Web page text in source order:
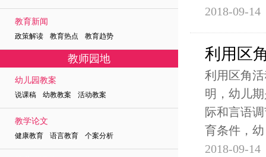
教育新闻
政策解读 教育热点 教育趋势
教师园地
幼儿园教案
说课稿 幼教教案 活动教案
教学论文
健康教育 语言教育 个案分析
2018-09-14
利用区
利用区角
明，幼儿
际和言语
育条件，幼
2018-09-14